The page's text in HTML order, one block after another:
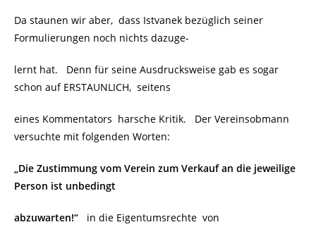
Da staunen wir aber, dass Istvanek bezüglich seiner
Formulierungen noch nichts dazuge-
lernt hat. Denn für seine Ausdrucksweise gab es sogar
schon auf ERSTAUNLICH, seitens
eines Kommentators harsche Kritik. Der Vereinsobmann
versuchte mit folgenden Worten:
„Die Zustimmung vom Verein zum Verkauf an die jeweilige
Person ist unbedingt
abzuwarten!“ in die Eigentumsrechte von